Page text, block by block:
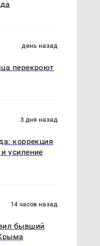
Где будет встреча
президентов США и
день назад
перекроют
3 дня назад
коррекция
усиление
14 часов назад
бывший